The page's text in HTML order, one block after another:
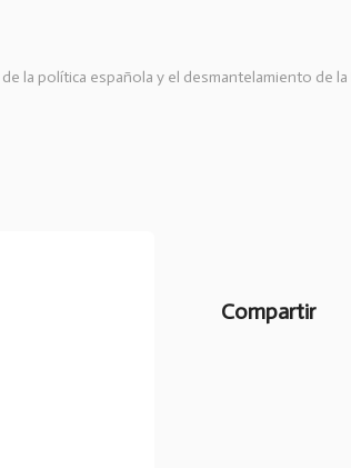
la política española y el desmantelamiento de
Compartir